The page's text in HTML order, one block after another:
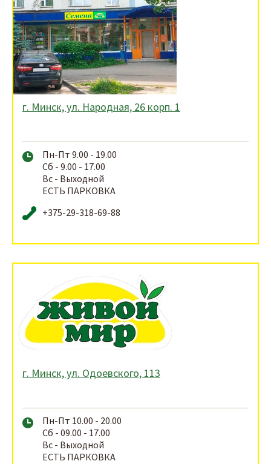
г. Минск, ул. Народная, 26 корп. 1
Пн-Пт 9.00 - 19.00
Сб - 9.00 - 17.00
Вс - Выходной
ЕСТЬ ПАРКОВКА
+375-29-318-69-88
г. Минск, ул. Одоевского, 113
Пн-Пт 10.00 - 20.00
Сб - 09.00 - 17.00
Вс - Выходной
ЕСТЬ ПАРКОВКА